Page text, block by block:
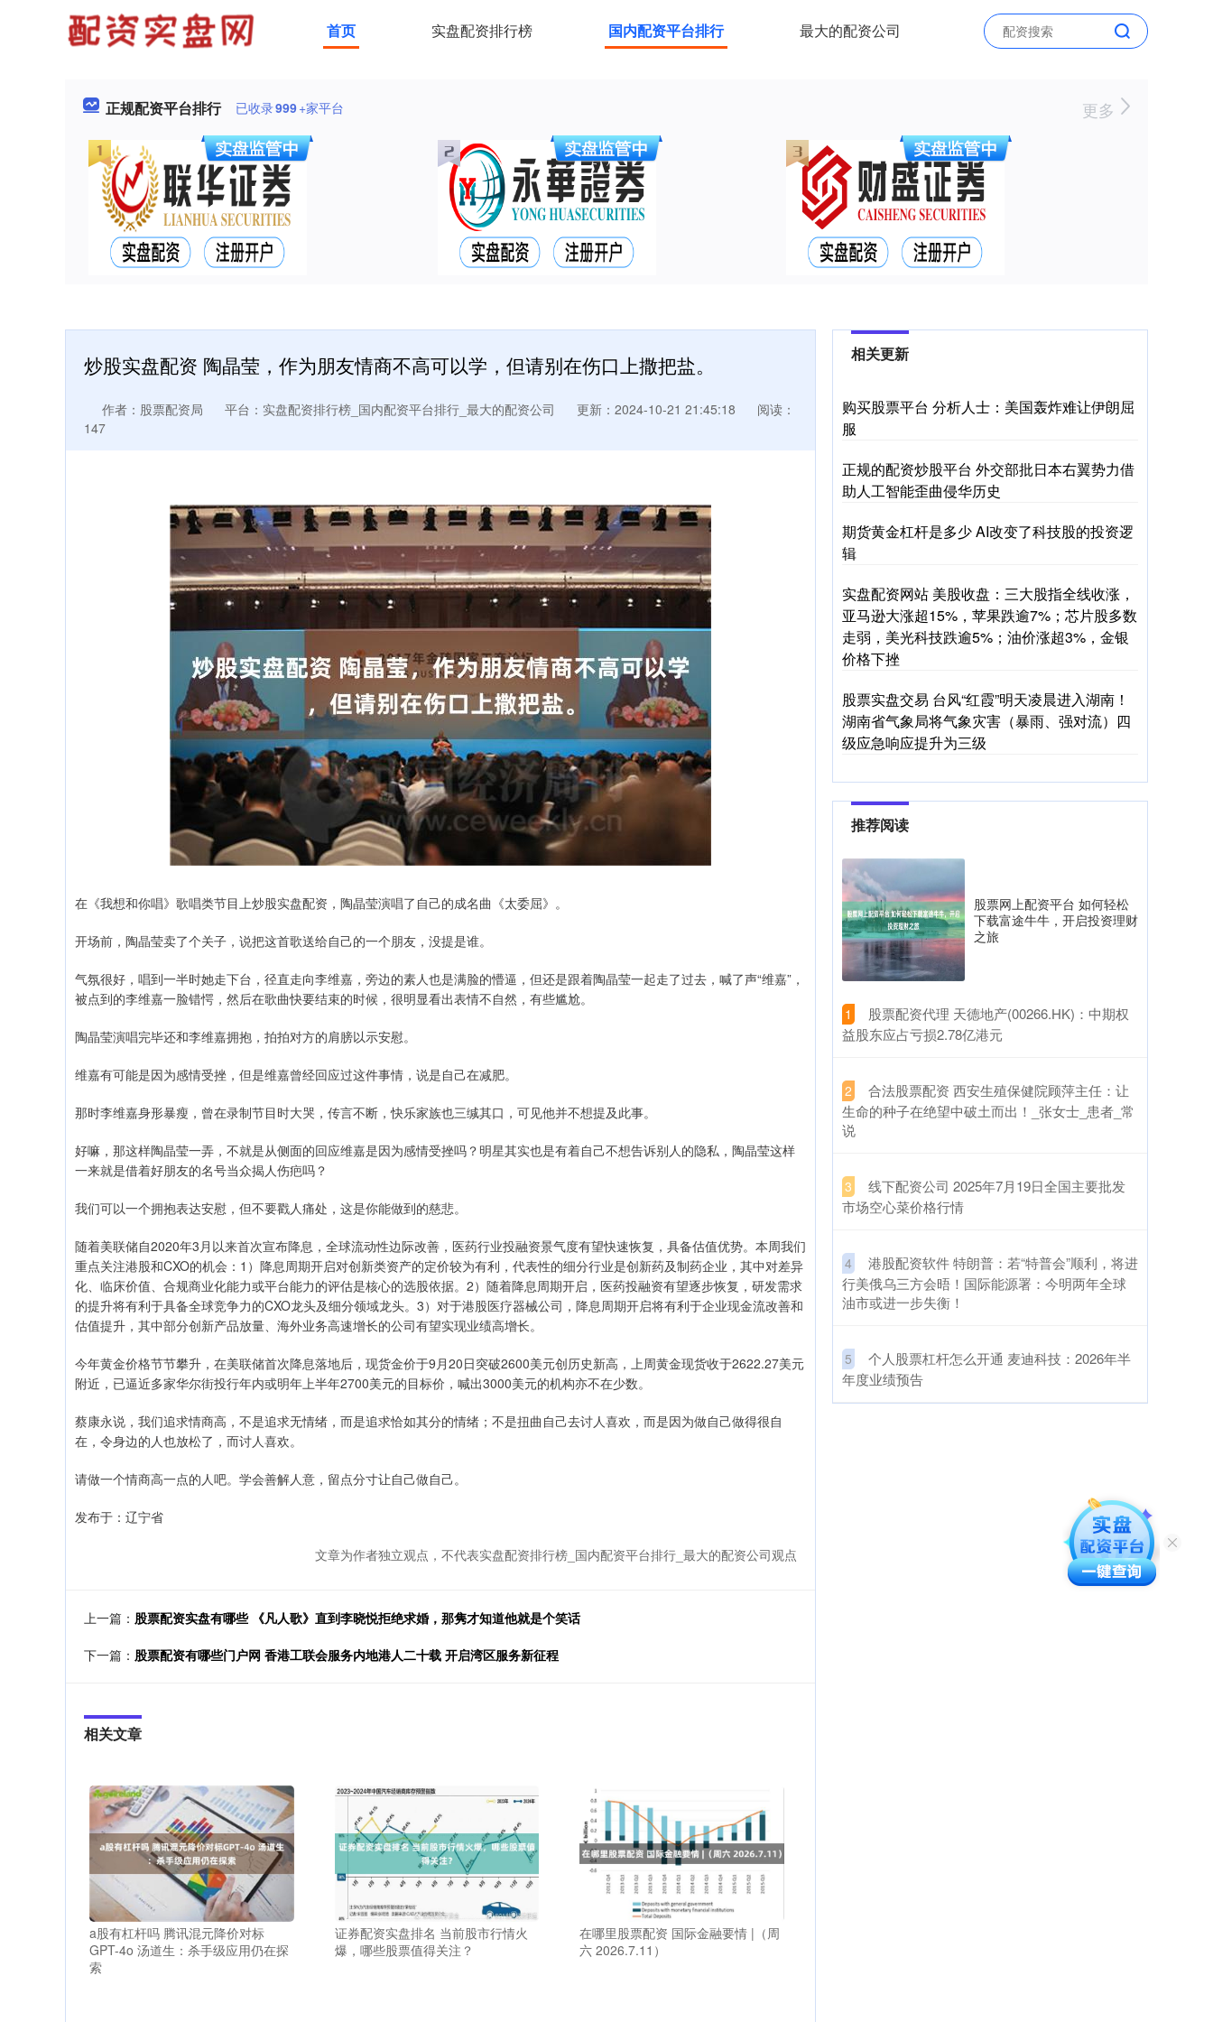
首页 实盘配资排行榜 国内配资平台排行 最大的配资公司
正规配资平台排行 已收录999+家平台 更多
炒股实盘配资 陶晶莹，作为朋友情商不高可以学，但请别在伤口上撒把盐。
作者：股票配资局 平台：实盘配资排行榜_国内配资平台排行_最大的配资公司 更新：2024-10-21 21:45:18
阅读：
147
在《我想和你唱》歌唱类节目上炒股实盘配资，陶晶莹演唱了自己的成名曲《太委屈》。
开场前，陶晶莹卖了个关子，说把这首歌送给自己的一个朋友，没提是谁。
气氛很好，唱到一半时她走下台，径直走向李维嘉，旁边的素人也是满脸的懵逼，但还是跟着陶晶莹一起走了过去，喊了声“维嘉”，
被点到的李维嘉一脸错愕，然后在歌曲快要结束的时候，很明显看出表情不自然，有些尴尬。
陶晶莹演唱完毕还和李维嘉拥抱，拍拍对方的肩膀以示安慰。
维嘉有可能是因为感情受挫，但是维嘉曾经回应过这件事情，说是自己在减肥。
那时李维嘉身形暴瘦，曾在录制节目时大哭，传言不断，快乐家族也三缄其口，可见他并不想提及此事。
好嘛，那这样陶晶莹一弄，不就是从侧面的回应维嘉是因为感情受挫吗？明星其实也是有着自己不想告诉别人的隐私，陶晶莹这样
一来就是借着好朋友的名号当众揭人伤疤吗？
我们可以一个拥抱表达安慰，但不要戳人痛处，这是你能做到的慈悲。
随着美联储自2020年3月以来首次宣布降息，全球流动性边际改善，医药行业投融资景气度有望快速恢复，具备估值优势。本周我们
重点关注港股和CXO的机会：1）降息周期开启对创新类资产的定价较为有利，代表性的细分行业是创新药及制药企业，其中对差异
化、临床价值、合规商业化能力或平台能力的评估是核心的选股依据。2）随着降息周期开启，医药投融资有望逐步恢复，研发需求
的提升将有利于具备全球竞争力的CXO龙头及细分领域龙头。3）对于港股医疗器械公司，降息周期开启将有利于企业现金流改善和
估值提升，其中部分创新产品放量、海外业务高速增长的公司有望实现业绩高增长。
今年黄金价格节节攀升，在美联储首次降息落地后，现货金价于9月20日突破2600美元创历史新高，上周黄金现货收于2622.27美元
附近，已逼近多家华尔街投行年内或明年上半年2700美元的目标价，喊出3000美元的机构亦不在少数。
蔡康永说，我们追求情商高，不是追求无情绪，而是追求恰如其分的情绪；不是扭曲自己去讨人喜欢，而是因为做自己做得很自
在，令身边的人也放松了，而讨人喜欢。
请做一个情商高一点的人吧。学会善解人意，留点分寸让自己做自己。
发布于：辽宁省
文章为作者独立观点，不代表实盘配资排行榜_国内配资平台排行_最大的配资公司观点
上一篇： 股票配资实盘有哪些 《凡人歌》直到李晓悦拒绝求婚，那隽才知道他就是个笑话
下一篇： 股票配资有哪些门户网 香港工联会服务内地港人二十载 开启湾区服务新征程
相关文章
a股有杠杆吗 腾讯混元降价对标
GPT-4o 汤道生：杀手级应用仍在探
索
证券配资实盘排名 当前股市行情火
爆，哪些股票值得关注？
在哪里股票配资 国际金融要情 |（周
六 2026.7.11）
相关更新
购买股票平台 分析人士：美国轰炸难让伊朗屈
服
正规的配资炒股平台 外交部批日本右翼势力借
助人工智能歪曲侵华历史
期货黄金杠杆是多少 AI改变了科技股的投资逻
辑
实盘配资网站 美股收盘：三大股指全线收涨，
亚马逊大涨超15%，苹果跌逾7%；芯片股多数
走弱，美光科技跌逾5%；油价涨超3%，金银
价格下挫
股票实盘交易 台风“红霞”明天凌晨进入湖南！
湖南省气象局将气象灾害（暴雨、强对流）四
级应急响应提升为三级
推荐阅读
股票网上配资平台 如何轻松
下载富途牛牛，开启投资理财
之旅
1
​股票配资代理 天德地产(00266.HK)：中期权
益股东应占亏损2.78亿港元
2
​合法股票配资 西安生殖保健院顾萍主任：让
生命的种子在绝望中破土而出！_张女士_患者_常
说
3
​线下配资公司 2025年7月19日全国主要批发
市场空心菜价格行情
4
​港股配资软件 特朗普：若“特普会”顺利，将进
行美俄乌三方会晤！国际能源署：今明两年全球
油市或进一步失衡！
5
​个人股票杠杆怎么开通 麦迪科技：2026年半
年度业绩预告